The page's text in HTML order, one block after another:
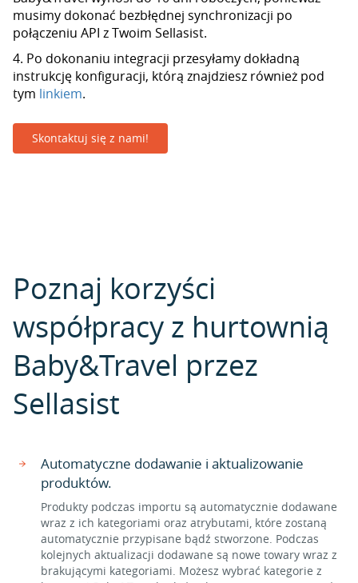
musimy dokonać bezbłędnej synchronizacji po
połączeniu API z Twoim Sellasist.
4. Po dokonaniu integracji przesyłamy dokładną
instrukcję konfiguracji, którą znajdziesz również pod
tym linkiem.
Skontaktuj się z nami!
Poznaj korzyści
współpracy z hurtownią
Baby&Travel przez
Sellasist
Automatyczne dodawanie i aktualizowanie
produktów.
Produkty podczas importu są automatycznie dodawane
wraz z ich kategoriami oraz atrybutami, które zostaną
automatycznie przypisane bądź stworzone. Podczas
kolejnych aktualizacji dodawane są nowe towary wraz z
brakującymi kategoriami. Możesz wybrać kategorie z